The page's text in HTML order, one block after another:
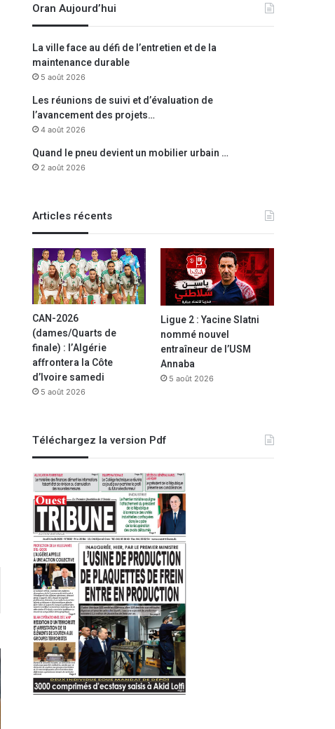
Oran Aujourd’hui
La ville face au défi de l’entretien et de la
maintenance durable
5 août 2026
Les réunions de suivi et d’évaluation de
l’avancement des projets…
4 août 2026
Quand le pneu devient un mobilier urbain …
2 août 2026
Articles récents
CAN-2026
(dames/Quarts de
finale) : l’Algérie
affrontera la Côte
d’Ivoire samedi
5 août 2026
Ligue 2 : Yacine Slatni
nommé nouvel
entraîneur de l’USM
Annaba
5 août 2026
Téléchargez la version Pdf